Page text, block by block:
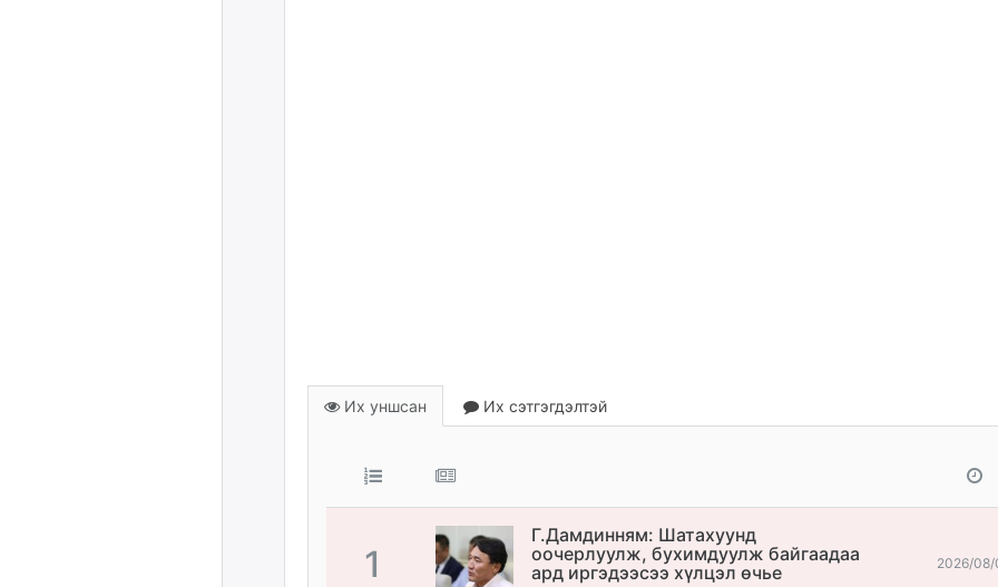
Их уншсан Их сэтгэгдэлтэй
1
Г.Дамдинням: Шатахуунд
оочерлуулж, бухимдуулж байгаадаа
ард иргэдээсээ хүлцэл өчье
2026/08/